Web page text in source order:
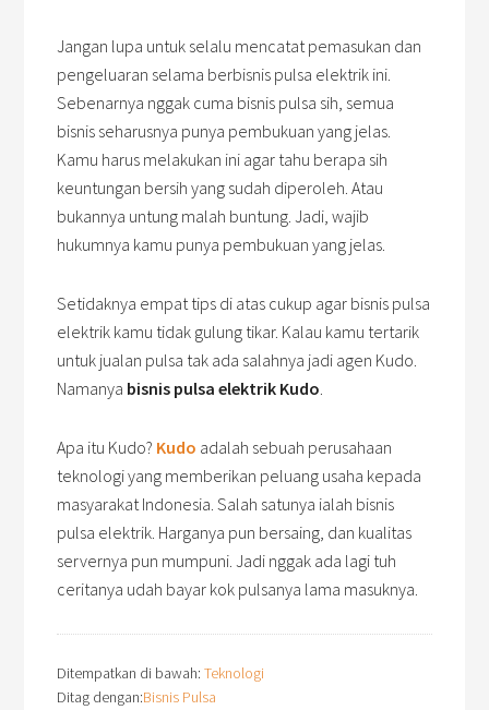
Jangan lupa untuk selalu mencatat pemasukan dan
pengeluaran selama berbisnis pulsa elektrik ini.
Sebenarnya nggak cuma bisnis pulsa sih, semua
bisnis seharusnya punya pembukuan yang jelas.
Kamu harus melakukan ini agar tahu berapa sih
keuntungan bersih yang sudah diperoleh. Atau
bukannya untung malah buntung. Jadi, wajib
hukumnya kamu punya pembukuan yang jelas.
Setidaknya empat tips di atas cukup agar bisnis pulsa
elektrik kamu tidak gulung tikar. Kalau kamu tertarik
untuk jualan pulsa tak ada salahnya jadi agen Kudo.
Namanya bisnis pulsa elektrik Kudo
Apa itu Kudo? Kudo adalah sebuah perusahaan
teknologi yang memberikan peluang usaha kepada
masyarakat Indonesia. Salah satunya ialah bisnis
pulsa elektrik. Harganya pun bersaing, dan kualitas
servernya pun mumpuni. Jadi nggak ada lagi tuh
ceritanya udah bayar kok pulsanya lama masuknya.
Ditempatkan di bawah:Teknologi
Ditag dengan:Bisnis Pulsa